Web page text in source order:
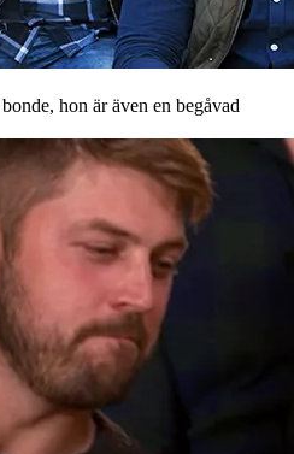
hon är även en begåvad